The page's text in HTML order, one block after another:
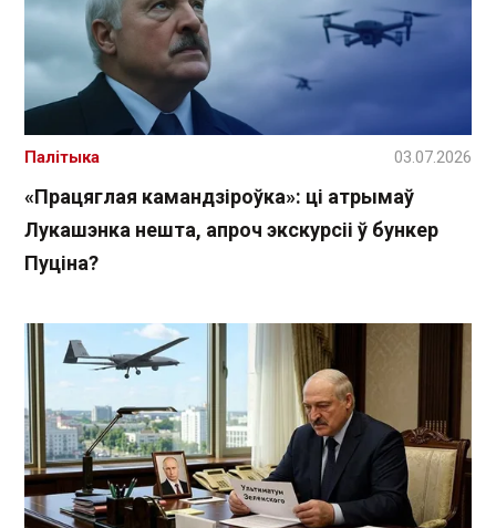
«Працяглая камандзіроўка»: ці атрымаў
Лукашэнка нешта, апроч экскурсіі ў бункер
Пуціна?
Палітыка 03.07.2026